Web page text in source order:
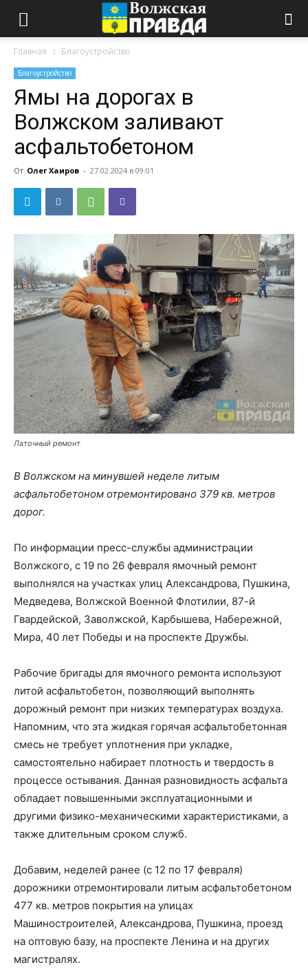
Главная Благоустройство
Благоустройство
Ямы на дорогах в
Волжском заливают
асфальтобетоном
От Олег Хаиров - 27.02.2024 в 09:01
Латочный ремонт
В Волжском на минувшей неделе литым
асфальтобетоном отремонтировано 379 кв. метров
дорог.
По информации пресс-службы администрации
Волжского, с 19 по 26 февраля ямочный ремонт
выполнялся на участках улиц Александрова, Пушкина,
Медведева, Волжской Военной Флотилии, 87-й
Гвардейской, Заволжской, Карбышева, Набережной,
Мира, 40 лет Победы и на проспекте Дружбы.
Рабочие бригады для ямочного ремонта используют
литой асфальтобетон, позволяющий выполнять
дорожный ремонт при низких температурах воздуха.
Напомним, что эта жидкая горячая асфальтобетонная
смесь не требует уплотнения при укладке,
самостоятельно набирает плотность и твердость в
процессе остывания. Данная разновидность асфальта
обладает повышенными эксплуатационными и
другими физико-механическими характеристиками, а
также длительным сроком служб.
Добавим, неделей ранее (с 12 по 17 февраля)
дорожники отремонтировали литым асфальтобетоном
477 кв. метров покрытия на улицах
Машиностроителей, Александрова, Пушкина, проезд
на оптовую базу, на проспекте Ленина и на других
магистралях.